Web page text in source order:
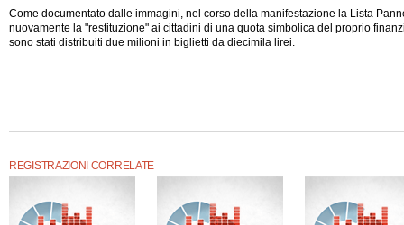
Come documentato dalle immagini, nel corso della manifestazione la Lista
nuovamente la "restituzione" ai cittadini di una quota simbolica del proprio
sono stati distribuiti due milioni in biglietti da diecimila lirei.
REGISTRAZIONI CORRELATE